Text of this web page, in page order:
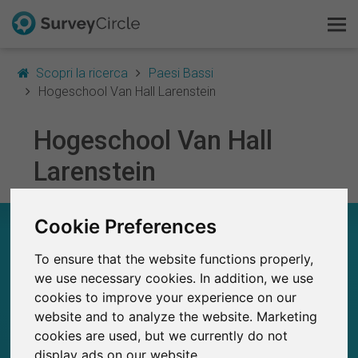
Cookie Preferences
To ensure that the website functions properly,
we use necessary cookies. In addition, we use
cookies to improve your experience on our
website and to analyze the website. Marketing
cookies are used, but we currently do not
display ads on our website.
Scopri la ricerca
Paesi Bassi
Hogeschool Van Hall Larenstein
Hogeschool Van Hall
Larenstein
HOGESCHOOL VAN HALL LARENSTEIN – A
32
Studi pubblicati in precedenza su
SurveyCircle
0
Studi attualmente pubblicati su SurveyCircle
Questo è SurveyCircle
Scopri la ricerca
FAQ
Registrati gratis
Accedi